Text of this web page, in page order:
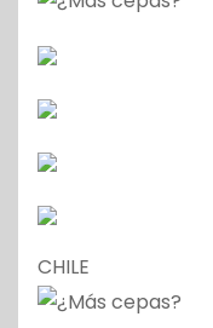
CHILE